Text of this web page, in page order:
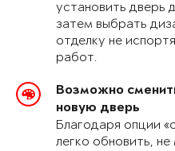
установить дверь
затем выбрать
отделку не
работ.
Возможно
новую дверь
Благодаря опции
легко обновить,